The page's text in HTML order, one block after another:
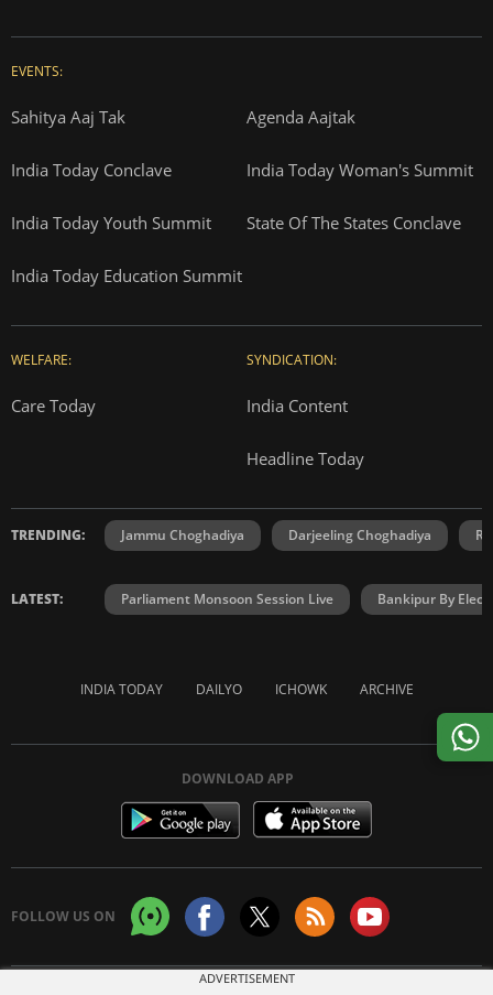
EVENTS:
Sahitya Aaj Tak Agenda Aajtak
India Today Conclave India Today Woman's Summit
India Today Youth Summit State Of The States Conclave
India Today Education Summit
WELFARE:
Care Today
SYNDICATION:
India Content
Headline Today
TRENDING: Jammu Choghadiya Darjeeling Choghadiya
LATEST: Parliament Monsoon Session Live Bankipur By
INDIA TODAY DAILYO ICHOWK ARCHIVE
DOWNLOAD APP
FOLLOW US ON
ADVERTISEMENT